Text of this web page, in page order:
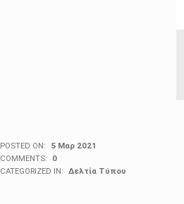
POSTED ON:
5 Μαρ 2021
COMMENTS:
0
CATEGORIZED IN: Δελτία Τύπου